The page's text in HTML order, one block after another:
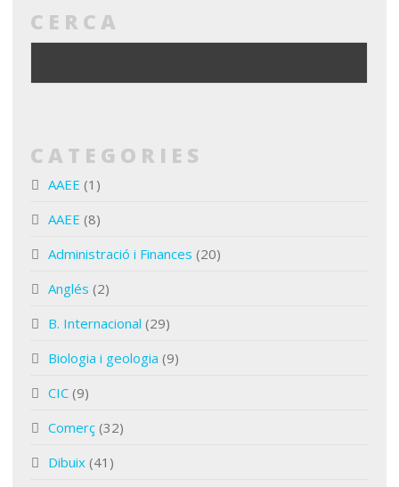
CERCA
CATEGORIES
AAEE (1)
AAEE (8)
Administració i Finances (20)
Anglés (2)
B. Internacional (29)
Biologia i geologia (9)
CIC (9)
Comerç (32)
Dibuix (41)